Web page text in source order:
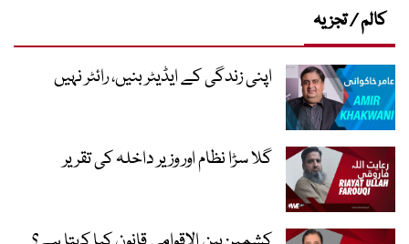
کالم / تجزیہ
اپنی زندگی کے ایڈیٹر بنیں، رائٹر نہیں
گلا سڑا نظام اور وزیر داخلہ کی تقریر